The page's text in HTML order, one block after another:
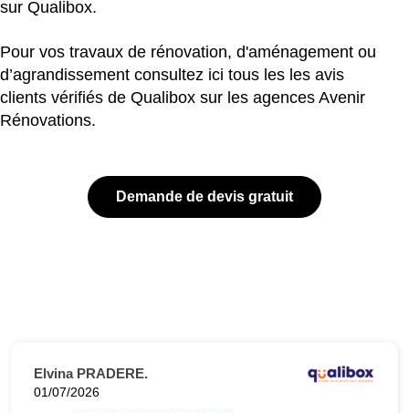
sur Qualibox.
Pour vos travaux de rénovation, d'aménagement ou
d’agrandissement consultez ici tous les les avis
clients vérifiés de Qualibox sur les agences Avenir
Rénovations.
Demande de devis gratuit
Elvina PRADERE.
01/07/2026